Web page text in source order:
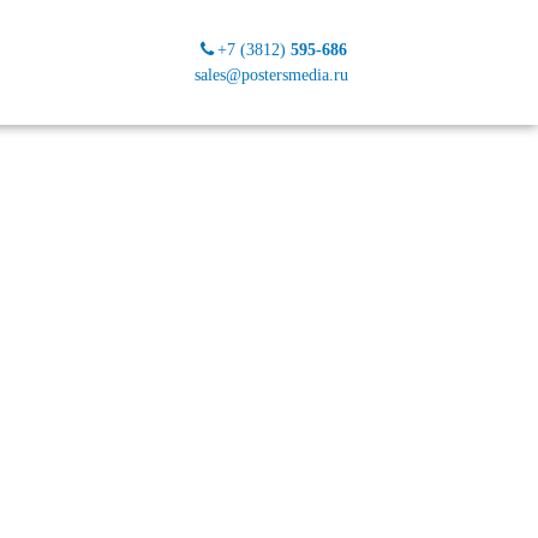
+7 (3812)595-686
sales@postersmedia.ru